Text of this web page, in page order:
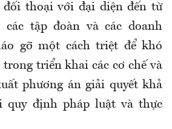
đối thoại với đại diện đến từ
các tập đoàn và các doanh
gỡ một cách triệt để khó
triển khai các cơ chế và
phương án giải quyết khả
quy định pháp luật và thực